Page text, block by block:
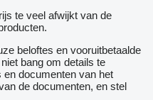
te veel afwijkt van de
beloftes en vooruitbetaalde
bang om details te
documenten van het
de documenten, en stel